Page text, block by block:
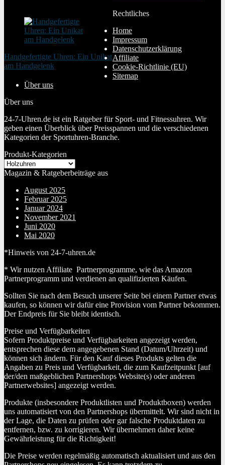
Handgefertigte Uhren: Ein Unikat
am Handgelenk
Rechtliches
Home
Impressum
Datenschutzerklärung
Affiliate
Cookie-Richtlinie (EU)
Sitemap
Über uns
Über uns
24-7-Uhren.de ist ein Ratgeber für Sport- und Fitnessuhren. Wir
geben einen Überblick über Preisspannen und die verschiedenen
Kategorien der Sportuhren-Branche.
Produkt-Kategorien
Magazin & Ratgeberbeiträge aus
August 2025
Februar 2025
Januar 2024
November 2021
Juni 2020
Mai 2020
*Hinweis von 24-7-uhren.de
* Wir nutzen Affiliate Partnerprogramme, wie das Amazon
Partnerprogramm und verdienen an qualifizierten Käufen.
Sollten Sie nach dem Besuch unserer Seite bei einem Partner etwas
kaufen, so können wir dafür eine Provision vom Partner bekommen.
Der Endpreis für Sie bleibt identisch.
Preise und Verfügbarkeiten
Sofern Produktpreise und Verfügbarkeiten angezeigt werden,
entsprechen diese dem angegebenen Stand (Datum/Uhrzeit) und
können sich ändern. Für den Kauf dieses Produkts gelten die
Angaben zu Preis und Verfügbarkeit, die zum Kaufzeitpunkt [auf
der/den maßgeblichen Partnershops Website(s) oder anderen
Partnerwebsites] angezeigt werden.
Produkte (insbesondere Produktlisten und Produktboxen) werden
uns automatisiert von den Partnershops übermittelt. Wir sind nicht in
der Lage, die Daten zu prüfen oder gar falsche Produktdaten zu
entfernen, bzw. zu korrigieren. Wir übernehmen daher keine
Gewährleistung für die Richtigkeit!
Die Preise werden regelmäßig automatisch aktualisiert und aus den